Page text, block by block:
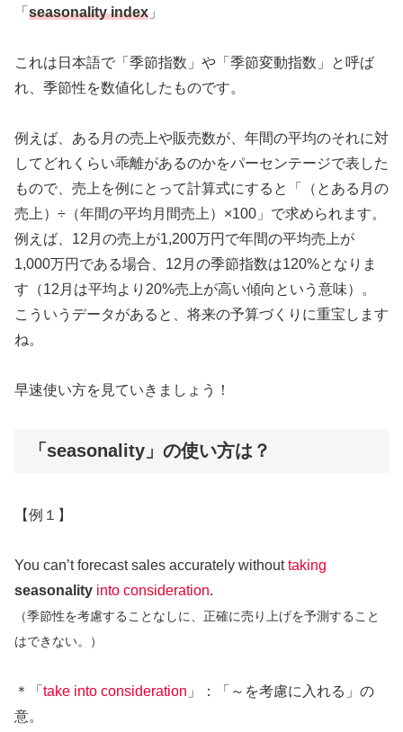
「 seasonality index 」
これは日本語で「季節指数」や「季節変動指数」と呼ば
れ、季節性を数値化したものです。
例えば、ある月の売上や販売数が、年間の平均のそれに対
してどれくらい乖離があるのかをパーセンテージで表した
もので、売上を例にとって計算式にすると「（とある月の
売上）÷（年間の平均月間売上）×100」で求められます。
例えば、12月の売上が1,200万円で年間の平均売上が
1,000万円である場合、12月の季節指数は120%となりま
す（12月は平均より20%売上が高い傾向という意味）。
こういうデータがあると、将来の予算づくりに重宝します
ね。
早速使い方を見ていきましょう！
「seasonality」の使い方は？
【例１】
You can’t forecast sales accurately withouttaking
seasonality into consideration.
（季節性を考慮することなしに、正確に売り上げを予測すること
はできない。）
＊「 take into consideration 」：「～を考慮に入れる」の
意。